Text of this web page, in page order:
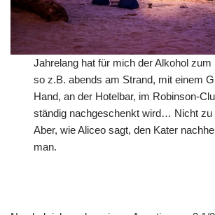
Jahrelang hat für mich der Alkohol zum
so z.B. abends am Strand, mit einem
Hand, an der Hotelbar, im Robinson-
ständig nachgeschenkt wird… Nicht zu
Aber, wie Aliceo sagt, den Kater
man.